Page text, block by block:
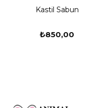
Kastil Sabun
₺850,00